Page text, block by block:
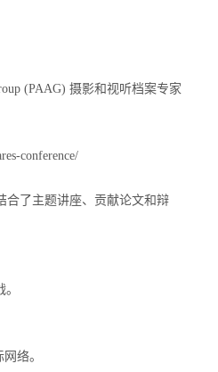
(PAAG) 摄影和视听档案专家
conference/
合了主题讲座、贡献论文和辩
络。